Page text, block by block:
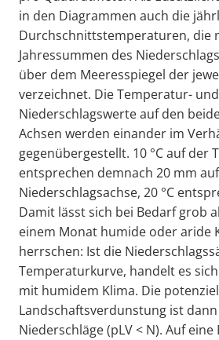
in den Diagrammen auch die
Durchschnittstemperaturen, die
Jahressummen des
über dem Meeresspiegel der
verzeichnet. Die Temperatur- und
Niederschlagswerte auf den
Achsen werden einander im
gegenübergestellt. 10 °C auf der
entsprechen demnach 20 mm
Niederschlagsachse, 20 °C
Damit lässt sich bei Bedarf grob
einem Monat humide oder aride
herrschen: Ist die
Temperaturkurve, handelt es
mit humidem Klima. Die
Landschaftsverdunstung ist
Niederschläge (pLV < N). Auf